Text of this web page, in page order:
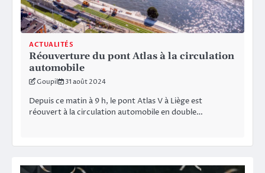
ACTUALITÉS
Réouverture du pont Atlas à la circulation
automobile
Goupil 31 août 2024
Depuis ce matin à 9 h, le pont Atlas V à Liège est
réouvert à la circulation automobile en double…